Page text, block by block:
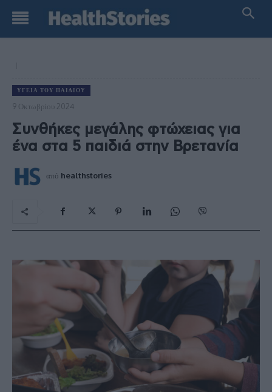
ΥΓΕΊΑ ΤΟΥ ΠΑΙΔΙΟΎ
9 Οκτωβρίου 2024
Συνθήκες μεγάλης φτώχειας για
ένα στα 5 παιδιά στην Βρετανία
από healthstories